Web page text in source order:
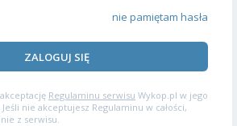
nie pamiętam hasła
ZALOGUJ SIĘ
Regulaminu serwisu Wykop.pl w jego
nie akceptujesz Regulaminu w całości,
z serwisu.